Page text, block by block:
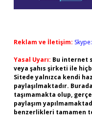
Reklam ve İletişim:
Yasal Uyarı: Bu internet
veya şahıs şirketi ile
Sitede yalnızca kendi
paylaşılmaktadır.
taşımamakta olup,
paylaşım
benzerlikleri tamamen